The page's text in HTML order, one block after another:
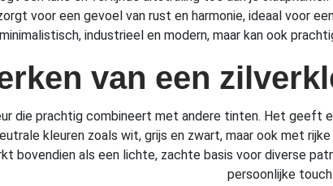
voor een gevoel van rust en harmonie, ideaal voor
industrieel en modern, maar kan ook
van een
die prachtig combineert met andere tinten. Het
kleuren zoals wit, grijs en zwart, maar ook met
bovendien als een lichte, zachte basis voor diverse
persoonlijke touch.